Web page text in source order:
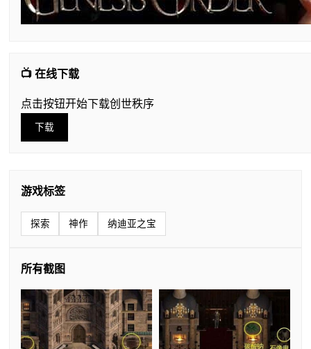
📺 在线下载
点击按钮开始下载创世秩序
下载
游戏标签
探索 神作 纳迪亚之宝
所有截图